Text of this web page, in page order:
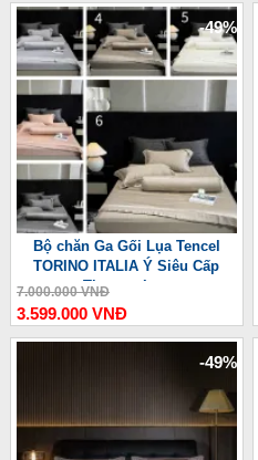
-49%
Bộ chăn Ga Gối Lụa Tencel
TORINO ITALIA Ý Siêu Cấp
Thượng Lưu
7.000.000 VNĐ
3.599.000 VNĐ
-49%